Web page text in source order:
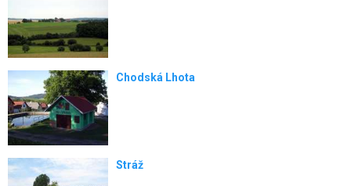
Chodská Lhota
Stráž